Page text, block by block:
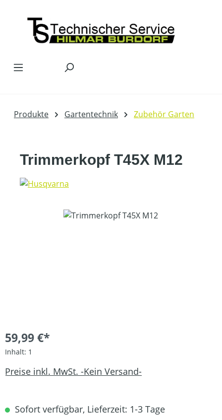
Produkte Gartentechnik Zubehör Garten
Trimmerkopf T45X M12
Bildergalerie überspringen
59,99 €*
Inhalt: 1
Preise inkl. MwSt. -Kein Versand-
Sofort verfügbar, Lieferzeit: 1-3 Tage